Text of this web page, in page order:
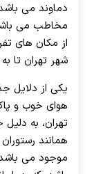
دماوند می
مخاطب می
از مکان های
شهر تهران تا
یکی از دلایل
هوای خوب و
تهران، به
همانند
موجود می